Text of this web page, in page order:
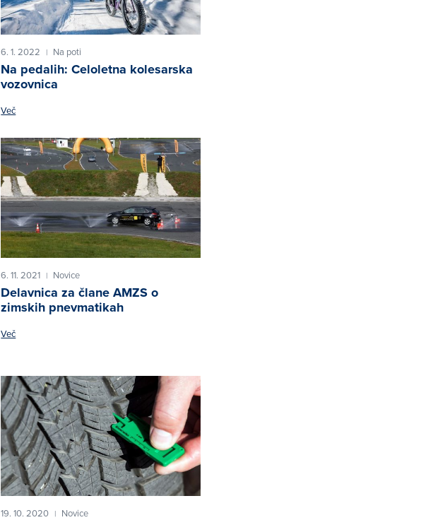
6. 1. 2022 | Na poti
Na pedalih: Celoletna kolesarska
vozovnica
Več
6. 11. 2021 | Novice
Delavnica za člane AMZS o
zimskih pnevmatikah
Več
19. 10. 2020 | Novice